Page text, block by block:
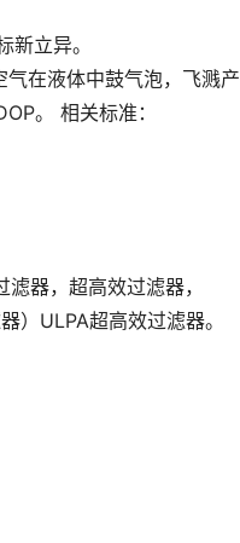
立异。
气在液体中鼓气泡，飞溅产
。 相关标准：
器，超高效过滤器，
）ULPA超高效过滤器。